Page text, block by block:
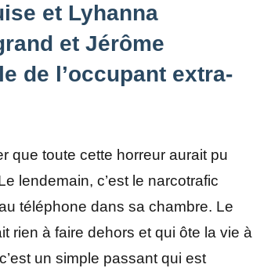
et Lyhanna
et Jérôme
de l’occupant extra-
que toute cette horreur aurait pu
lendemain, c’est le narcotrafic
téléphone dans sa chambre. Le
rien à faire dehors et qui ôte la vie à
un simple passant qui est